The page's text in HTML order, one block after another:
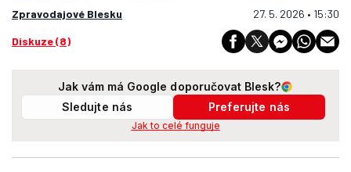
Zpravodajové Blesku 27. 5. 2026 • 15:30
Diskuze (8)
Jak vám má Google doporučovat Blesk?
Sledujte nás
Preferujte nás
Jak to celé funguje